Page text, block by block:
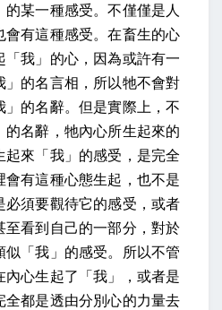
某一種感受。不僅僅是人
會有這種感受。在畜生的心
我」的心，因為或許有一
」的名言相，所以牠不會對
的名辭。但是實際上，不
名辭，牠內心所生起來的
來「我」的感受，是完全
有這種心態生起，也不是
必須要觀待它的感受，或者
至看到自己的一部分，對於
「我」的感受。所以不管
內心生起了「我」，或者是
全都是透由分別心的力量去